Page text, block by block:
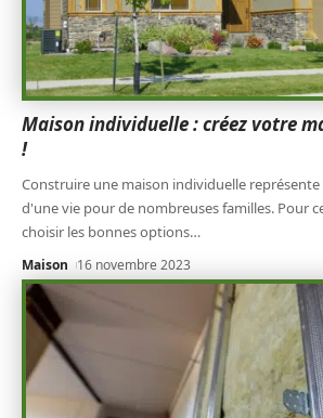
Maison individuelle : créez votre
!
Construire une maison individuelle
d'une vie pour de nombreuses familles. Pour
choisir les bonnes options…
Maison 16 novembre 2023